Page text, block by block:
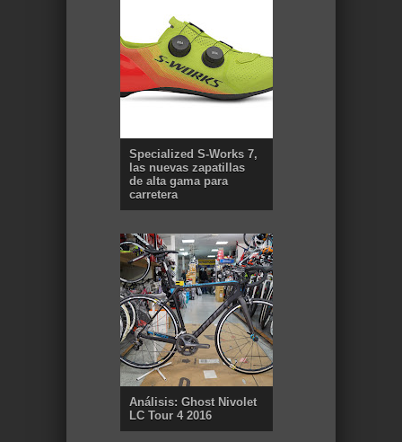
Specialized S-Works 7,
las nuevas zapatillas
de alta gama para
carretera
Análisis: Ghost Nivolet
LC Tour 4 2016